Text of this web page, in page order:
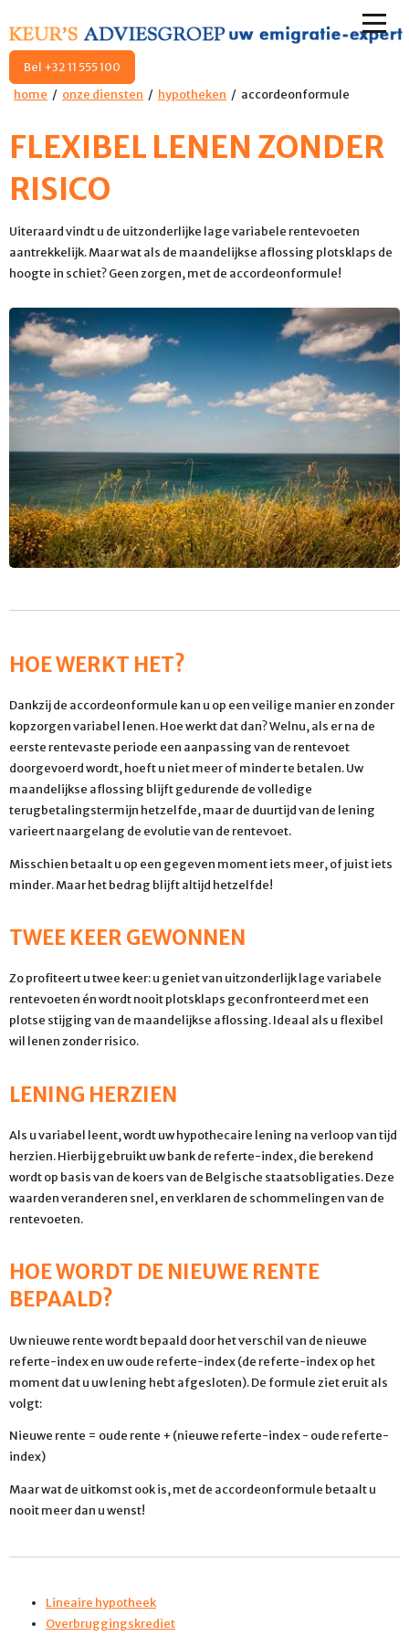
Bel +32 11 555 100
home
onze diensten hypotheken accordeonformule
FLEXIBEL LENEN ZONDER
RISICO
Uiteraard vindt u de uitzonderlijke lage variabele rentevoeten
aantrekkelijk. Maar wat als de maandelijkse aflossing plotsklaps de
hoogte in schiet? Geen zorgen, met de accordeonformule!
HOE WERKT HET?
Dankzij de accordeonformule kan u op een veilige manier en zonder
kopzorgen variabel lenen. Hoe werkt dat dan? Welnu, als er na de
eerste rentevaste periode een aanpassing van de rentevoet
doorgevoerd wordt, hoeft u niet meer of minder te betalen. Uw
maandelijkse aflossing blijft gedurende de volledige
terugbetalingstermijn hetzelfde, maar de duurtijd van de lening
varieert naargelang de evolutie van de rentevoet.
Misschien betaalt u op een gegeven moment iets meer, of juist iets
minder. Maar het bedrag blijft altijd hetzelfde!
TWEE KEER GEWONNEN
Zo profiteert u twee keer: u geniet van uitzonderlijk lage variabele
rentevoeten én wordt nooit plotsklaps geconfronteerd met een
plotse stijging van de maandelijkse aflossing. Ideaal als u flexibel
wil lenen zonder risico.
LENING HERZIEN
Als u variabel leent, wordt uw hypothecaire lening na verloop van tijd
herzien. Hierbij gebruikt uw bank de referte-index, die berekend
wordt op basis van de koers van de Belgische staatsobligaties. Deze
waarden veranderen snel, en verklaren de schommelingen van de
rentevoeten.
HOE WORDT DE NIEUWE RENTE
BEPAALD?
Uw nieuwe rente wordt bepaald door het verschil van de nieuwe
referte-index en uw oude referte-index (de referte-index op het
moment dat u uw lening hebt afgesloten). De formule ziet eruit als
volgt:
Nieuwe rente = oude rente + (nieuwe referte-index - oude referte-
index)
Maar wat de uitkomst ook is, met de accordeonformule betaalt u
nooit meer dan u wenst!
Lineaire hypotheek
Overbruggingskrediet